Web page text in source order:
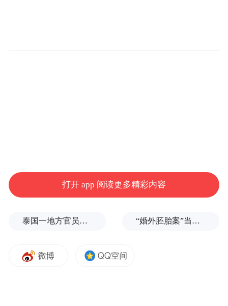
打开 app 阅读更多精彩内容
泰国一地方官员遭枪击 “婚外胚胎案”当事人：20年结婚纪念日没收到鲜花，但等到了勇气